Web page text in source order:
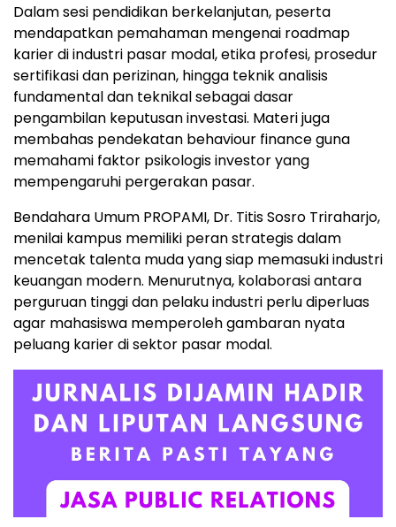
Dalam sesi pendidikan berkelanjutan, peserta
mendapatkan pemahaman mengenai roadmap
karier di industri pasar modal, etika profesi, prosedur
sertifikasi dan perizinan, hingga teknik analisis
fundamental dan teknikal sebagai dasar
pengambilan keputusan investasi. Materi juga
membahas pendekatan behaviour finance guna
memahami faktor psikologis investor yang
mempengaruhi pergerakan pasar.
Bendahara Umum PROPAMI, Dr. Titis Sosro Triraharjo,
menilai kampus memiliki peran strategis dalam
mencetak talenta muda yang siap memasuki industri
keuangan modern. Menurutnya, kolaborasi antara
perguruan tinggi dan pelaku industri perlu diperluas
agar mahasiswa memperoleh gambaran nyata
peluang karier di sektor pasar modal.